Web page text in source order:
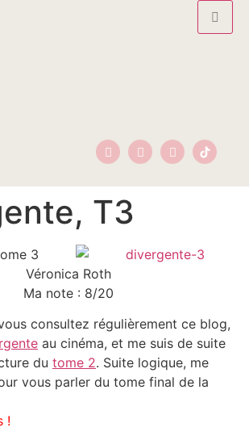
T3
3
Véronica Roth
Ma note : 8/20
consultez régulièrement ce blog,
au cinéma, et me suis de suite
du tome 2. Suite logique, me
vous parler du tome final de la
!